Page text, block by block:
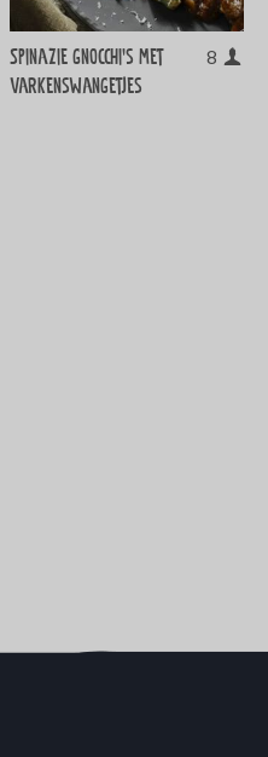
Spinazie gnocchi's met
varkenswangetjes
8